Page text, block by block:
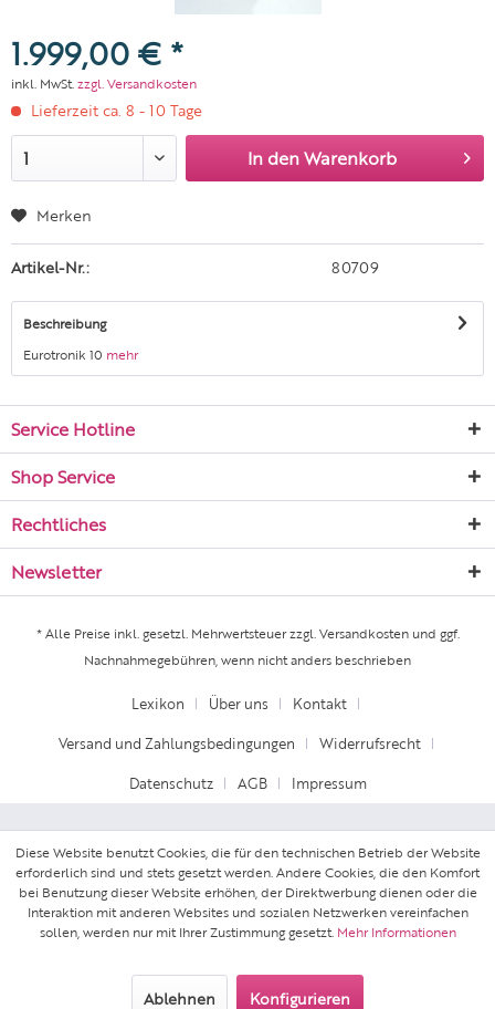
1.999,00 € *
inkl. MwSt. zzgl. Versandkosten
Lieferzeit ca. 8 - 10 Tage
In den Warenkorb
Merken
Artikel-Nr.: 80709
Beschreibung
Eurotronik 10 mehr
Service Hotline
Shop Service
Rechtliches
Newsletter
* Alle Preise inkl. gesetzl. Mehrwertsteuer zzgl.Versandkostenund ggf.
Nachnahmegebühren, wenn nicht anders beschrieben
Lexikon Über uns Kontakt
Versand und Zahlungsbedingungen Widerrufsrecht
Datenschutz AGB Impressum
Diese Website benutzt Cookies, die für den technischen Betrieb der Website
erforderlich sind und stets gesetzt werden. Andere Cookies, die den Komfort
bei Benutzung dieser Website erhöhen, der Direktwerbung dienen oder die
Interaktion mit anderen Websites und sozialen Netzwerken vereinfachen
sollen, werden nur mit Ihrer Zustimmung gesetzt. Mehr Informationen
Ablehnen Konfigurieren